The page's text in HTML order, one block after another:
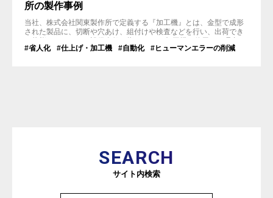
所の製作事例
当社、株式会社関東製作所で定義する『加工機』とは、金型で成形
された製品に、切断や穴あけ、組付けや検査などを行い、出荷でき
しては、『工場内の省人化』であったり、『人作業によるミスの削
#省人化 #仕上げ・加工機 #自動化 #ヒューマンエラーの削減
SEARCH
サイト内検索